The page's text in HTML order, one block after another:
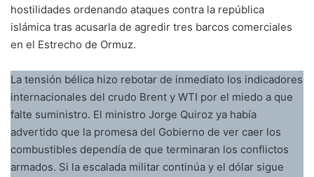
hostilidades ordenando ataques contra la república
islámica tras acusarla de agredir tres barcos comerciales
en el Estrecho de Ormuz.
La tensión bélica hizo rebotar de inmediato los indicadores
internacionales del crudo Brent y WTI por el miedo a que
falte suministro. El ministro Jorge Quiroz ya había
advertido que la promesa del Gobierno de ver caer los
combustibles dependía de que terminaran los conflictos
armados. Si la escalada militar continúa y el dólar sigue